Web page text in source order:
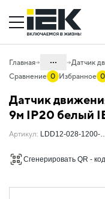
Главная ...
10.
10.07
10.07.01 Датчики
инфракрасные
Сравнение 0 Избранное 0
Датчик
9м IP20 белый
Артикул: LDD12-028-1200-
Сгенерировать QR - код